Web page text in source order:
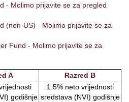
- Molimo prijavite se za pregled
(non-US) - Molimo prijavite se za
Fund - Molimo prijavite se za
A
Razred B
godišnje
1.5% neto vrijednosti
sredstava (NVI) godišnje